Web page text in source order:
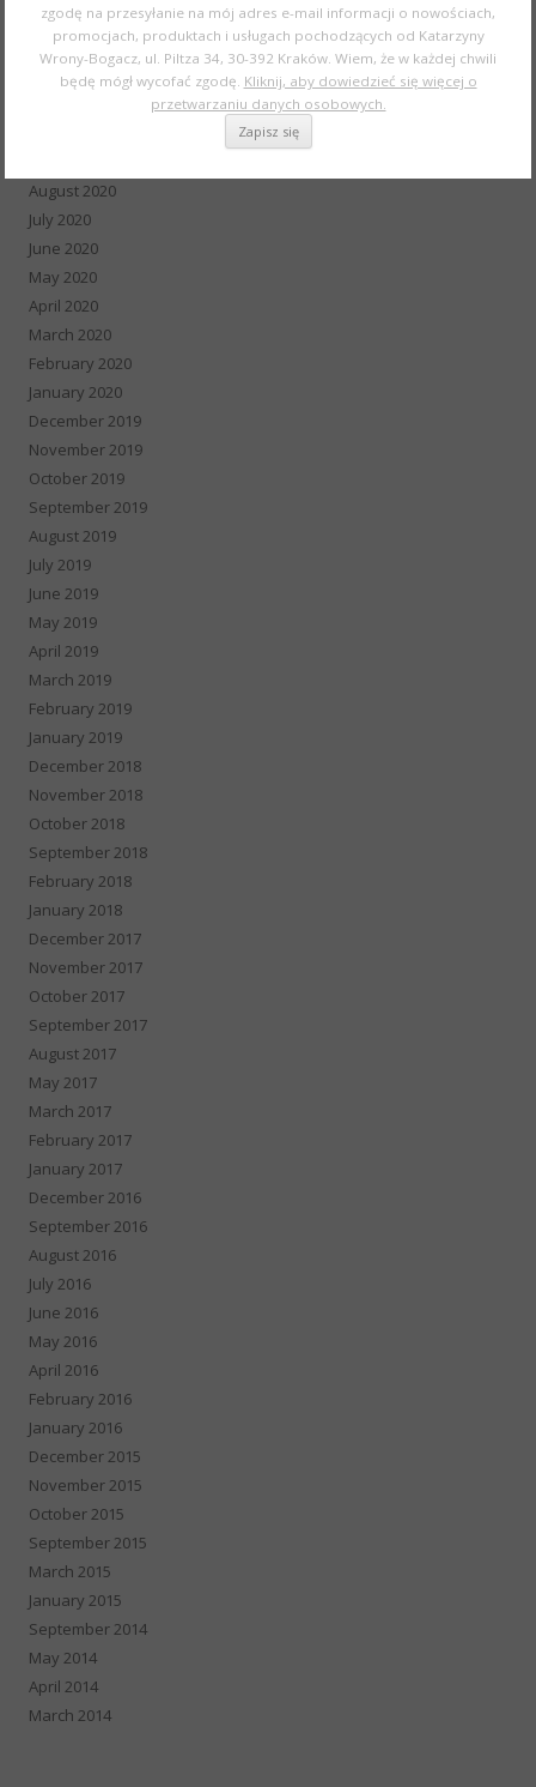
February 2021
January 2021
December 2020
August 2020
July 2020
June 2020
May 2020
April 2020
March 2020
February 2020
January 2020
December 2019
November 2019
October 2019
September 2019
August 2019
July 2019
June 2019
May 2019
April 2019
March 2019
February 2019
January 2019
December 2018
November 2018
October 2018
September 2018
February 2018
January 2018
December 2017
November 2017
October 2017
September 2017
August 2017
May 2017
March 2017
February 2017
January 2017
December 2016
September 2016
August 2016
July 2016
June 2016
May 2016
April 2016
February 2016
January 2016
December 2015
November 2015
October 2015
September 2015
March 2015
January 2015
September 2014
May 2014
April 2014
March 2014
zgodę na przesyłanie na mój adres e-mail informacji o nowościach,
promocjach, produktach i usługach pochodzących od Katarzyny
Wrony-Bogacz, ul. Piltza 34, 30-392 Kraków. Wiem, że w każdej chwili
będę mógł wycofać zgodę. Kliknij, aby dowiedzieć się więcej o
przetwarzaniu danych osobowych.